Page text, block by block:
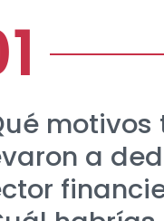
motivos
a